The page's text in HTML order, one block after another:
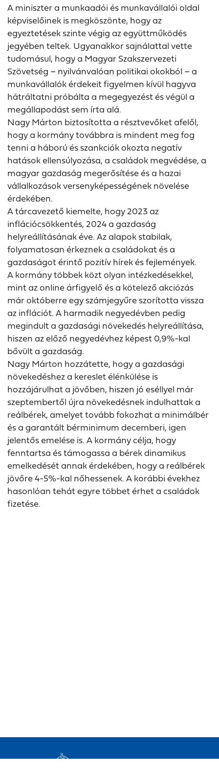
A miniszter a munkaadói és munkavállalói oldal
képviselőinek is megköszönte, hogy az
egyeztetések szinte végig az együttműködés
jegyében teltek. Ugyanakkor sajnálattal vette
tudomásul, hogy a Magyar Szakszervezeti
Szövetség – nyilvánvalóan politikai okokból – a
munkavállalók érdekeit figyelmen kívül hagyva
hátráltatni próbálta a megegyezést és végül a
megállapodást sem írta alá.
Nagy Márton biztosította a résztvevőket afelől,
hogy a kormány továbbra is mindent meg fog
tenni a háború és szankciók okozta negatív
hatások ellensúlyozása, a családok megvédése, a
magyar gazdaság megerősítése és a hazai
vállalkozások versenyképességének növelése
érdekében.
A tárcavezető kiemelte, hogy 2023 az
inflációcsökkentés, 2024 a gazdaság
helyreállításának éve. Az alapok stabilak,
folyamatosan érkeznek a családokat és a
gazdaságot érintő pozitív hírek és fejlemények.
A kormány többek közt olyan intézkedésekkel,
mint az online árfigyelő és a kötelező akciózás
már októberre egy számjegyűre szorította vissza
az inflációt. A harmadik negyedévben pedig
megindult a gazdasági növekedés helyreállítása,
hiszen az előző negyedévhez képest 0,9%-kal
bővült a gazdaság.
Nagy Márton hozzátette, hogy a gazdasági
növekedéshez a kereslet élénkülése is
hozzájárulhat a jövőben, hiszen jó eséllyel már
szeptembertől újra növekedésnek indulhattak a
reálbérek, amelyet tovább fokozhat a minimálbér
és a garantált bérminimum decemberi, igen
jelentős emelése is. A kormány célja, hogy
fenntartsa és támogassa a bérek dinamikus
emelkedését annak érdekében, hogy a reálbérek
jövőre 4-5%-kal nőhessenek. A korábbi évekhez
hasonlóan tehát egyre többet érhet a családok
fizetése.